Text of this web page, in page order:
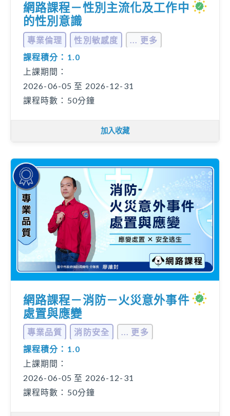
網路課程－性別主流化及工作中
的性別意識
專業倫理 性別敏感度
... 更多
課程積分：1.0
上課期間：
2026-06-05 至 2026-12-31
課程時數：50分鐘
加入收藏
網路課程－消防－火災意外事件
處置與應變
專業品質 消防安全
... 更多
課程積分：1.0
上課期間：
2026-06-05 至 2026-12-31
課程時數：50分鐘